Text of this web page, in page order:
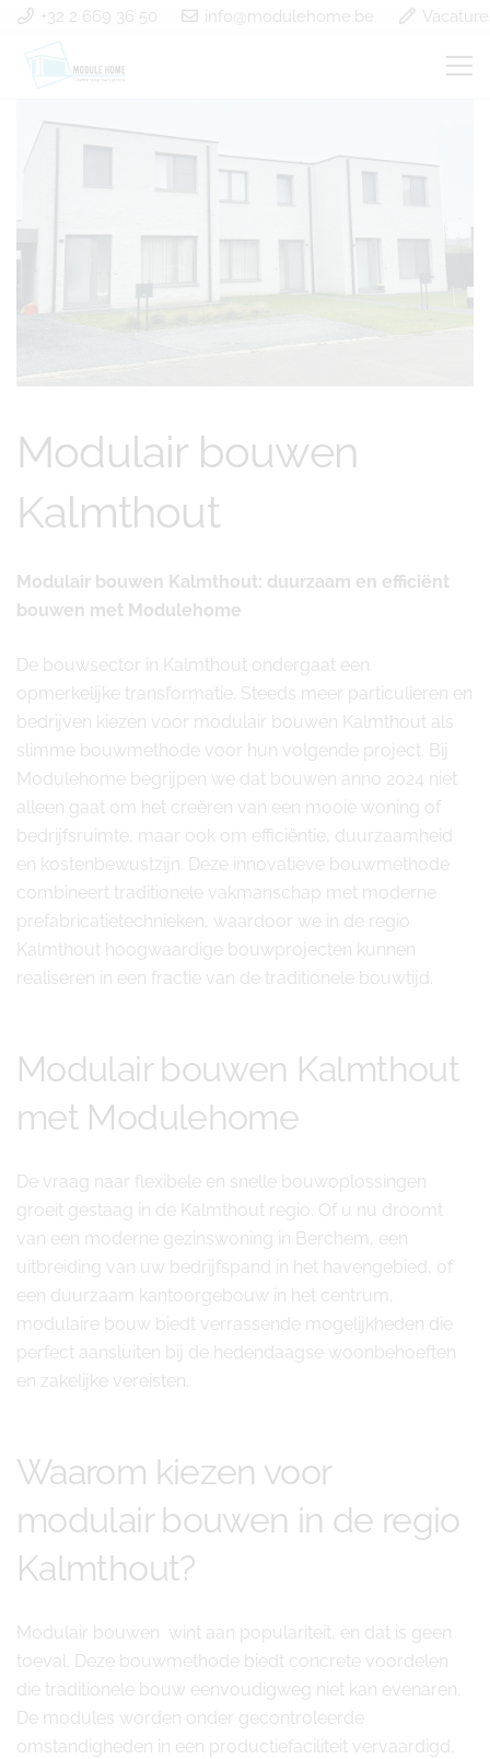
+32 2 669 36 50 info@modulehome.be
Modulair bouwen
Kalmthout
Modulair bouwen Kalmthout: duurzaam en efficiënt
bouwen met Modulehome
De bouwsector in Kalmthout ondergaat een
opmerkelijke transformatie. Steeds meer particulieren en
bedrijven kiezen voor modulair bouwen Kalmthout als
slimme bouwmethode voor hun volgende project. Bij
Modulehome begrijpen we dat bouwen anno 2024 niet
alleen gaat om het creëren van een mooie woning of
bedrijfsruimte, maar ook om efficiëntie, duurzaamheid
en kostenbewustzijn. Deze innovatieve bouwmethode
combineert traditionele vakmanschap met moderne
prefabricatietechnieken, waardoor we in de regio
Kalmthout hoogwaardige bouwprojecten kunnen
realiseren in een fractie van de traditionele bouwtijd.
Modulair bouwen Kalmthout
met Modulehome
De vraag naar flexibele en snelle bouwoplossingen
groeit gestaag in de Kalmthout regio. Of u nu droomt
van een moderne gezinswoning in Berchem, een
uitbreiding van uw bedrijfspand in het havengebied, of
een duurzaam kantoorgebouw in het centrum,
modulaire bouw biedt verrassende mogelijkheden die
perfect aansluiten bij de hedendaagse woonbehoeften
en zakelijke vereisten.
Waarom kiezen voor
modulair bouwen in de regio
Kalmthout?
Modulair bouwen wint aan populariteit, en dat is geen
toeval. Deze bouwmethode biedt concrete voordelen
die traditionele bouw eenvoudigweg niet kan evenaren.
De modules worden onder gecontroleerde
omstandigheden in een productiefaciliteit vervaardigd,